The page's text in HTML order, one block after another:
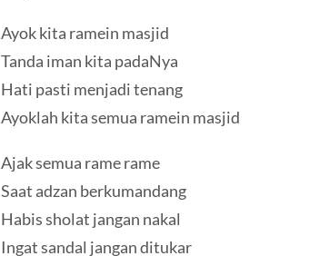
Ayok kita ramein masjid
Tanda iman kita padaNya
Hati pasti menjadi tenang
Ayoklah kita semua ramein masjid
Ajak semua rame rame
Saat adzan berkumandang
Habis sholat jangan nakal
Ingat sandal jangan ditukar